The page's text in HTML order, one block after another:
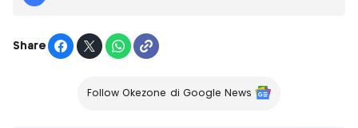
Share
Follow Okezone di Google News